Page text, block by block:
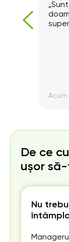
De ce
ușor
Nu